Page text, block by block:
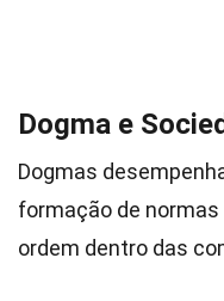
Dogma e
Dogmas
formação de
ordem dentro das